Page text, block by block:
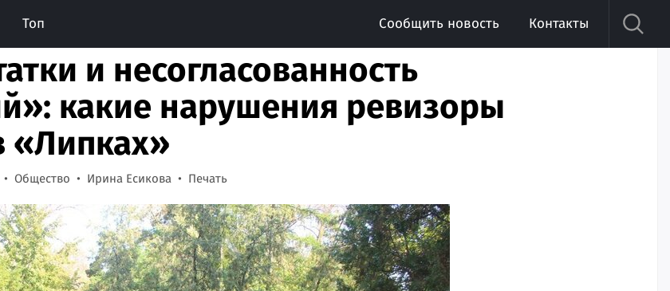
Топ Сообщить новость Контакты
и несогласованность
какие нарушения ревизоры
«Липках»
Общество Ирина Есикова Печать